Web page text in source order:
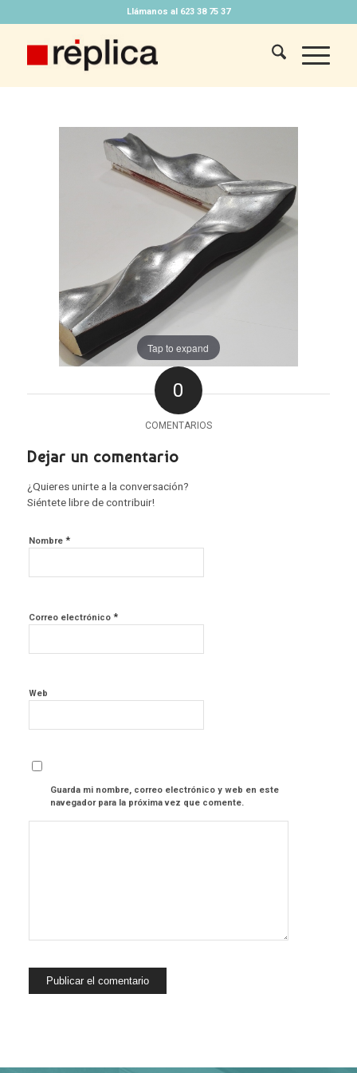
Llámanos al 623 38 75 37
Tap to expand
0
COMENTARIOS
Dejar un comentario
¿Quieres unirte a la conversación?
Siéntete libre de contribuir!
Nombre *
Correo electrónico *
Web
Guarda mi nombre, correo electrónico y web en este
navegador para la próxima vez que comente.